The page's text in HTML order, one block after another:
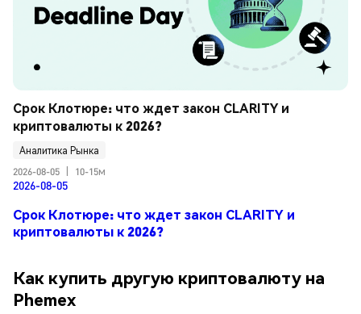
Срок Клотюре: что ждет закон CLARITY и
криптовалюты к 2026?
Аналитика Рынка
2026-08-05
10-15м
2026-08-05
Срок Клотюре: что ждет закон CLARITY и
криптовалюты к 2026?
Как купить другую криптовалюту на
Phemex